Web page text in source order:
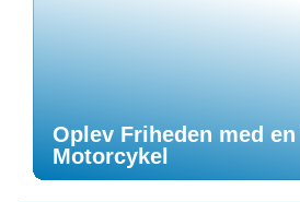
Oplev Friheden med en
Motorcykel